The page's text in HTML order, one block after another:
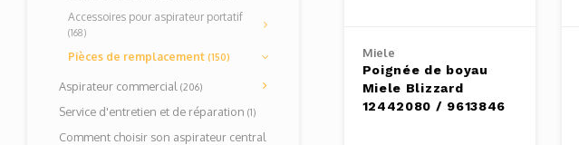
Accessoires pour aspirateur portatif
(168)
Pièces de remplacement (150)
Aspirateur commercial (206)
Service d'entretien et de réparation (1)
Comment choisir son aspirateur central
Miele
Poignée de boyau
Miele Blizzard
12442080 / 9613846